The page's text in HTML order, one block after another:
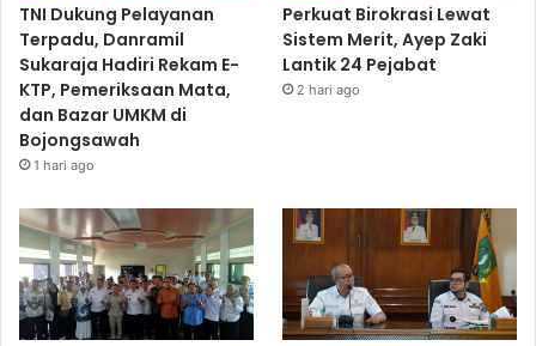
TNI Dukung Pelayanan
Terpadu, Danramil
Sukaraja Hadiri Rekam E-
KTP, Pemeriksaan Mata,
dan Bazar UMKM di
Bojongsawah
1 hari ago
Perkuat Birokrasi Lewat
Sistem Merit, Ayep Zaki
Lantik 24 Pejabat
2 hari ago